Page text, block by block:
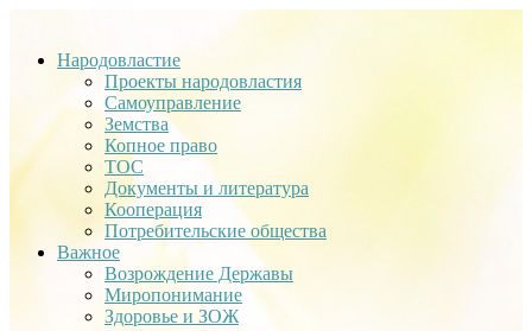
Народовластие
Проекты народовластия
Самоуправление
Земства
Копное право
ТОС
Документы и литература
Кооперация
Потребительские общества
Важное
Возрождение Державы
Миропонимание
Здоровье и ЗОЖ